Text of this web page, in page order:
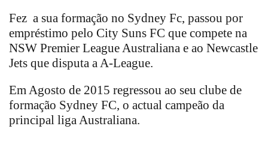
Fez a sua formação no Sydney Fc, passou por
empréstimo pelo City Suns FC que compete na
NSW Premier League Australiana e ao Newcastle
Jets que disputa a A-League.
Em Agosto de 2015 regressou ao seu clube de
formação Sydney FC, o actual campeão da
principal liga Australiana.